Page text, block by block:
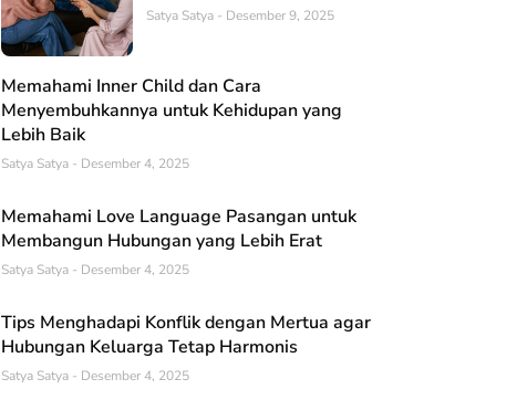
Satya Satya Desember 9, 2025
Memahami Inner Child dan Cara
Menyembuhkannya untuk Kehidupan yang
Lebih Baik
Satya Satya Desember 4, 2025
Memahami Love Language Pasangan untuk
Membangun Hubungan yang Lebih Erat
Satya Satya Desember 4, 2025
Tips Menghadapi Konflik dengan Mertua agar
Hubungan Keluarga Tetap Harmonis
Satya Satya Desember 4, 2025